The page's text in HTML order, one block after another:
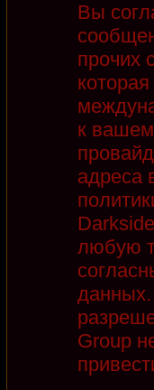
Вы
прочих
к
адреса
любую
данных.
Group